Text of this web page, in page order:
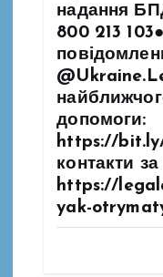
надання
800 213
допомоги:
https://
контакти
https://
yak-